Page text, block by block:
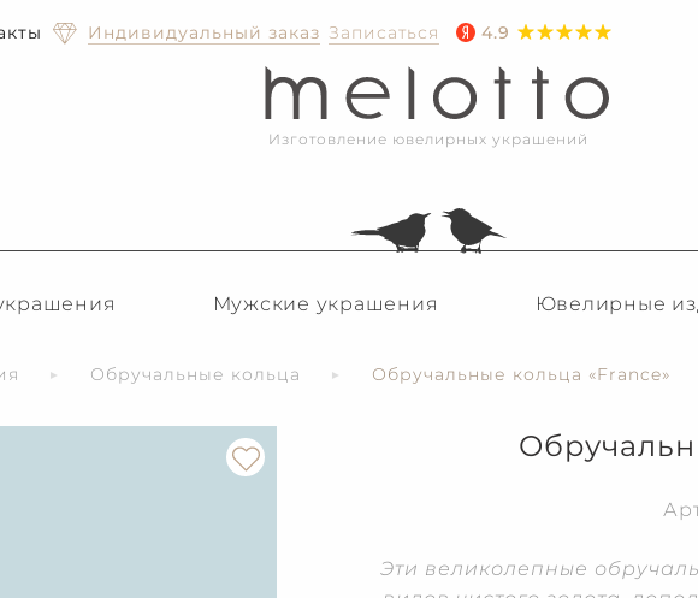
Индивидуальный заказ Записаться 4.9
Изготовление ювелирных украшений
Мужские украшения Ювелирные
Обручальные кольца Обручальные кольца «France»
Эти великолепные